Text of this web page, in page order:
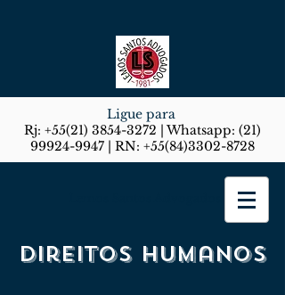
Ligue para
Rj: +55(21) 3854-3272 | Whatsapp: (21)
99924-9947 | RN: +55(84)3302-8728
Direitos humanos